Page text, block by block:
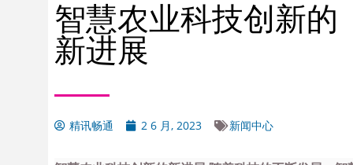
智慧农业科技创新的
新进展
精讯畅通 2 6 月, 2023 新闻中心